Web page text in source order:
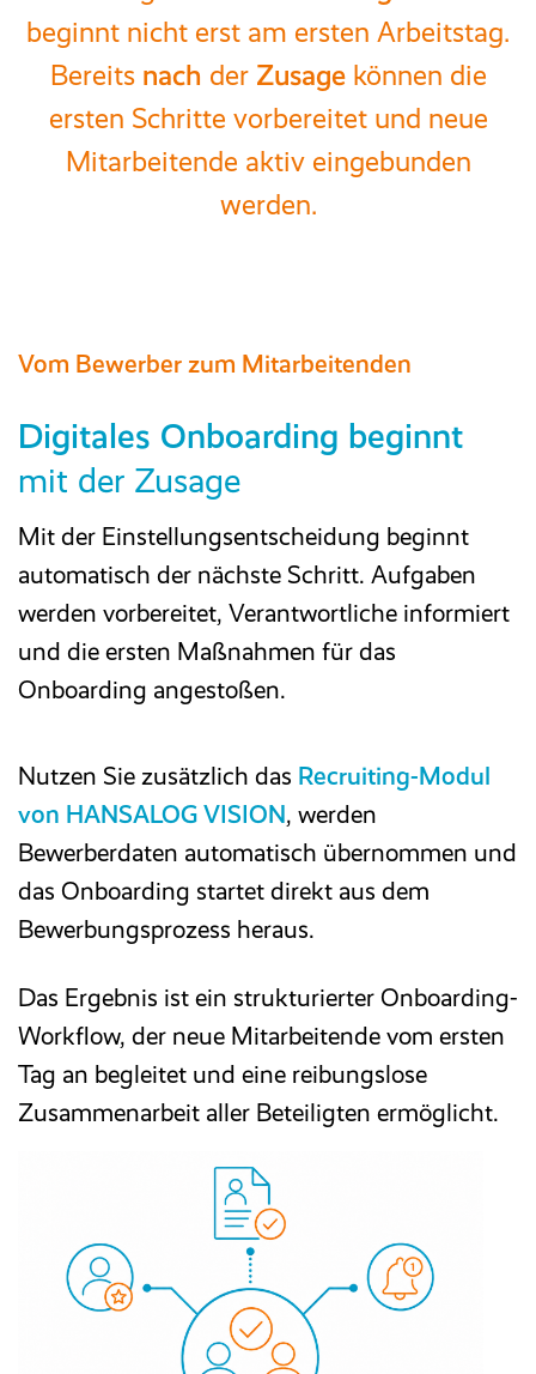
beginnt nicht erst am ersten Arbeitstag.
Bereits nach der Zusagekönnen die
ersten Schritte vorbereitet und neue
Mitarbeitende aktiv eingebunden
werden.
Vom Bewerber zum Mitarbeitenden
Digitales Onboarding beginnt
mit der Zusage
Mit der Einstellungsentscheidung beginnt
automatisch der nächste Schritt. Aufgaben
werden vorbereitet, Verantwortliche informiert
und die ersten Maßnahmen für das
Onboarding angestoßen.
Nutzen Sie zusätzlich das Recruiting-Modul
von HANSALOG VISION, werden
Bewerberdaten automatisch übernommen und
das Onboarding startet direkt aus dem
Bewerbungsprozess heraus.
Das Ergebnis ist ein strukturierter Onboarding-
Workflow, der neue Mitarbeitende vom ersten
Tag an begleitet und eine reibungslose
Zusammenarbeit aller Beteiligten ermöglicht.